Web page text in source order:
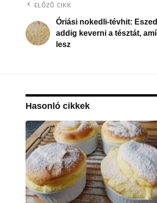
ELŐZŐ CIKK
Óriási nokedli-tévhit:
addig keverni a tésztát,
lesz
Hasonló cikkek